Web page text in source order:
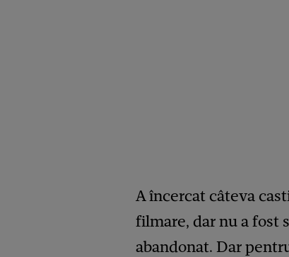
A încercat câteva
filmare, dar nu a fost
abandonat. Dar